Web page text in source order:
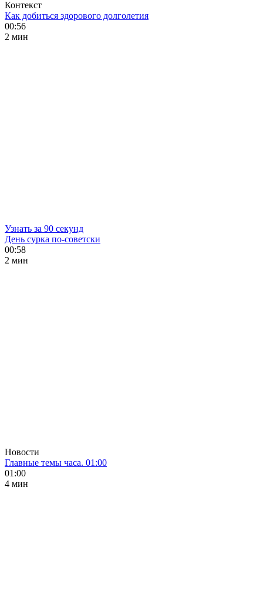
Контекст
Как добиться здорового долголетия
00:56
2 мин
Узнать за 90 секунд
День сурка по-советски
00:58
2 мин
Новости
Главные темы часа. 01:00
01:00
4 мин